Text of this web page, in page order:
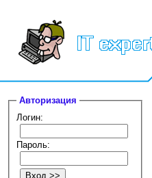
Авторизация
Логин:
Пароль: